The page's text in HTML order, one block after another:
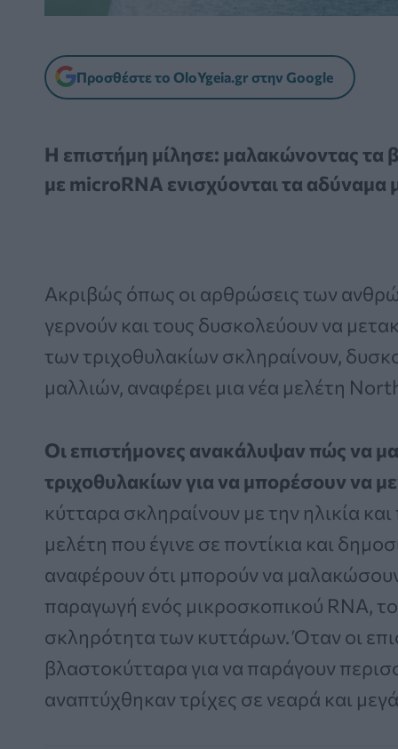
Προσθέστε το OloYgeia.gr στην Google
Η επιστήμη μίλησε: μαλακώνοντας τα
με microRNA ενισχύονται τα αδύναμα
Ακριβώς όπως οι αρθρώσεις των
γερνούν και τους δυσκολεύουν να
των τριχοθυλακίων σκληραίνουν,
μαλλιών, αναφέρει μια νέα μελέτη
Οι επιστήμονες ανακάλυψαν πώς να
τριχοθυλακίων για να μπορέσουν να
κύτταρα σκληραίνουν με την ηλικία
μελέτη που έγινε σε ποντίκια και
αναφέρουν ότι μπορούν να
παραγωγή ενός μικροσκοπικού RNA,
σκληρότητα των κυττάρων. Όταν οι
βλαστοκύτταρα για να παράγουν
αναπτύχθηκαν τρίχες σε νεαρά και